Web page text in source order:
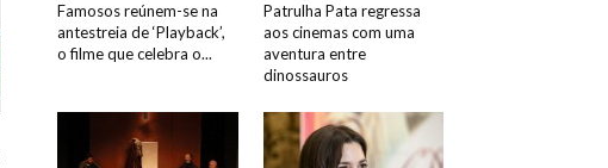
Famosos reúnem-se na
antestreia de ‘Playback’,
o filme que celebra o...
Patrulha Pata regressa
aos cinemas com uma
aventura entre
dinossauros